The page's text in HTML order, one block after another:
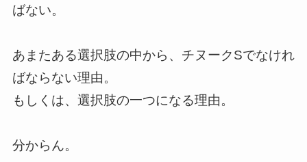
ばない。
あまたある選択肢の中から、チヌークSでなけれ
ばならない理由。
もしくは、選択肢の一つになる理由。
分からん。